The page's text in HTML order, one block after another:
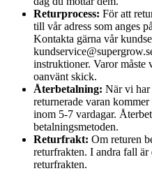
Returprocess: För att
till vår adress som anges
Kontakta gärna vår
instruktioner. Varor
oanvänt skick.
Återbetalning: När vi har
returnerade varan
inom 5-7 vardagar.
betalningsmetoden.
Returfrakt: Om returen
returfrakten. I andra fall är
returfrakten.